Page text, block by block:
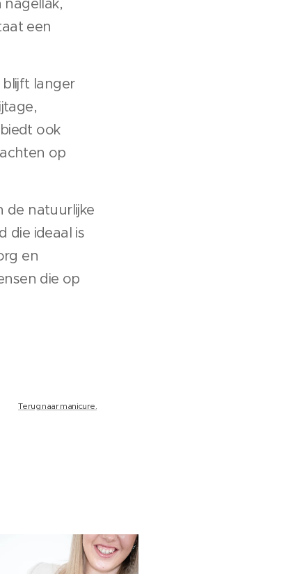
een
blijft langer
ook
op
de natuurlijke
die ideaal is
en
die op
Terug naar manicure.